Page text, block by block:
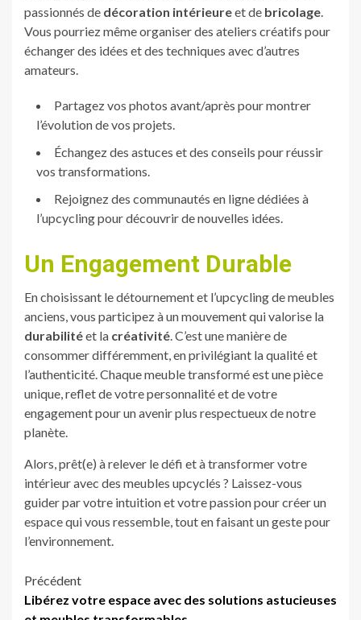
passionnés de décoration intérieureet de bricolage.
Vous pourriez même organiser des ateliers créatifs pour
échanger des idées et des techniques avec d’autres
amateurs.
Partagez vos photos avant/après pour montrer
l’évolution de vos projets.
Échangez des astuces et des conseils pour réussir
vos transformations.
Rejoignez des communautés en ligne dédiées à
l’upcycling pour découvrir de nouvelles idées.
Un Engagement Durable
En choisissant le détournement et l’upcycling de meubles
anciens, vous participez à un mouvement qui valorise la
durabilitéet la créativité. C’est une manière de
consommer différemment, en privilégiant la qualité et
l’authenticité. Chaque meuble transformé est une pièce
unique, reflet de votre personnalité et de votre
engagement pour un avenir plus respectueux de notre
planète.
Alors, prêt(e) à relever le défi et à transformer votre
intérieur avec des meubles upcyclés ? Laissez-vous
guider par votre intuition et votre passion pour créer un
espace qui vous ressemble, tout en faisant un geste pour
l’environnement.
Navigation
Précédent
Libérez votre espace avec des solutions astucieuses